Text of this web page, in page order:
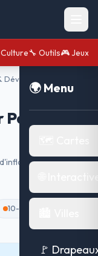
🔧 Outils🎮 Jeux
🌍 Menu
🚩
Développement
—
par pays.
10-25%